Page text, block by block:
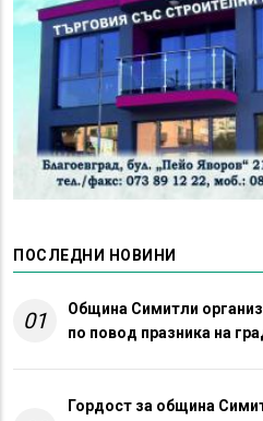
ПОСЛЕДНИ НОВИНИ
01
Община Симитли
по повод празника на
Гордост за община